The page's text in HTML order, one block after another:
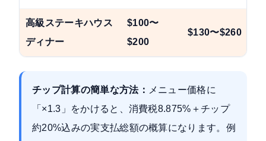
高級ステーキハウス
ディナー
$100〜
$200
$130〜$260
チップ計算の簡単な方法： メニュー価格に
「×1.3」をかけると、 消費税8.875%＋チップ
約20%込みの実支払総額の概算になります。例